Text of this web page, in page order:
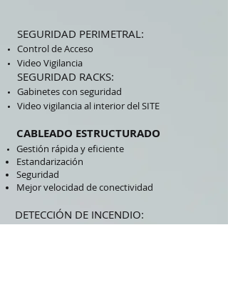
SEGURIDAD PERIMETRAL:
Control de Acceso
Video Vigilancia
SEGURIDAD RACKS:
Gabinetes con seguridad
Video vigilancia al interior del SITE
CABLEADO ESTRUCTURADO
Gestión rápida y eficiente​
Estandarización
Seguridad
Mejor velocidad de conectividad
DETECCIÓN DE INCENDIO:
Monitoreo Remoto